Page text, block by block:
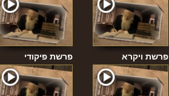
פרשת פיקודי פרשת ויקרא